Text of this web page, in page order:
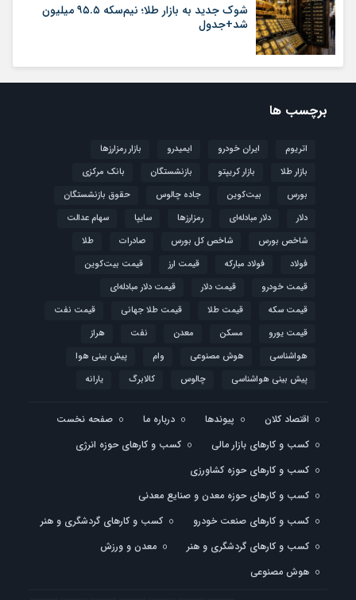
شوک جدید به بازار طلا؛ نیم‌سکه ۹۵.۵ میلیون
شد+جدول
برچسب ها
اتریوم ایران خودرو ایمیدرو
بازار رمزارزها
بازار طلا
بازار کریپتو بازنشستگان
بانک مرکزی
بورس
بیت‌کوین جاده چالوس
حقوق بازنشستگان
دلار
دلار مبادله‌ای رمزارزها سایپا
سهام عدالت
شاخص بورس
شاخص کل بورس صادرات
طلا
فولاد
فولاد مبارکه قیمت ارز
قیمت بیت‌کوین
قیمت خودرو
قیمت دلار
قیمت دلار مبادله‌ای
قیمت سکه
قیمت طلا قیمت طلا جهانی
قیمت نفت
قیمت یورو
مسکن معدن نفت
هراز
هواشناسی
هوش مصنوعی وام
پیش بینی هوا
پیش بینی هواشناسی
چالوس کالابرگ یارانه
اقتصاد کلان پیوندها درباره ما
صفحه نخست
کسب و کارهای بازار مالی
کسب و کارهای حوزه انرژی
کسب و کارهای حوزه کشاورزی
کسب و کارهای حوزه معدن و صنایع معدنی
کسب و کارهای صنعت خودرو
کسب و کارهای گردشگری و هنر
کسب و کارهای گردشگری و هنر
معدن و ورزش
هوش مصنوعی